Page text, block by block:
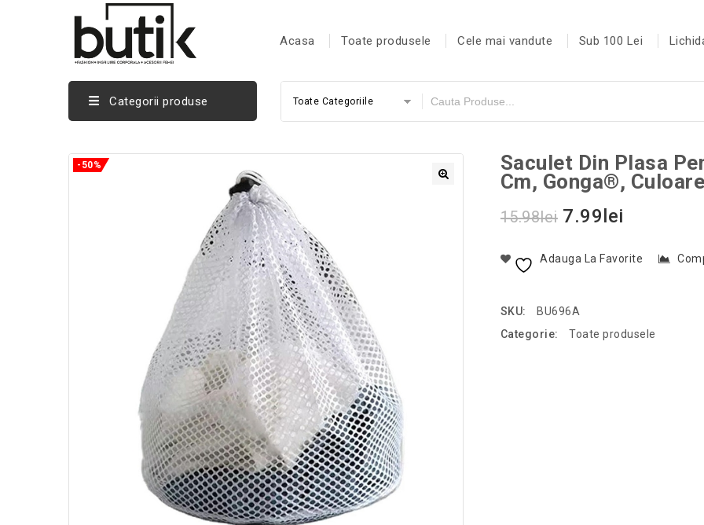
Acasa Toate produsele Cele mai vandute Sub 100 Lei
Categorii produse Toate Categoriile
-50%
Saculet Din Plasa
Cm, Gonga®,
15.98lei 7.99 lei
Adauga La Favorite
SKU:
BU696A
Categorie:
Toate produsele